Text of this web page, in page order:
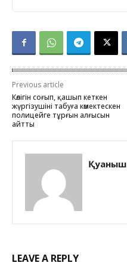
Previous article
Көлігін соғып, қашып кеткен
жүргізушіні табуға көмектескен
полицейге тұрғын алғысын
айтты
Қуаныш
LEAVE A REPLY